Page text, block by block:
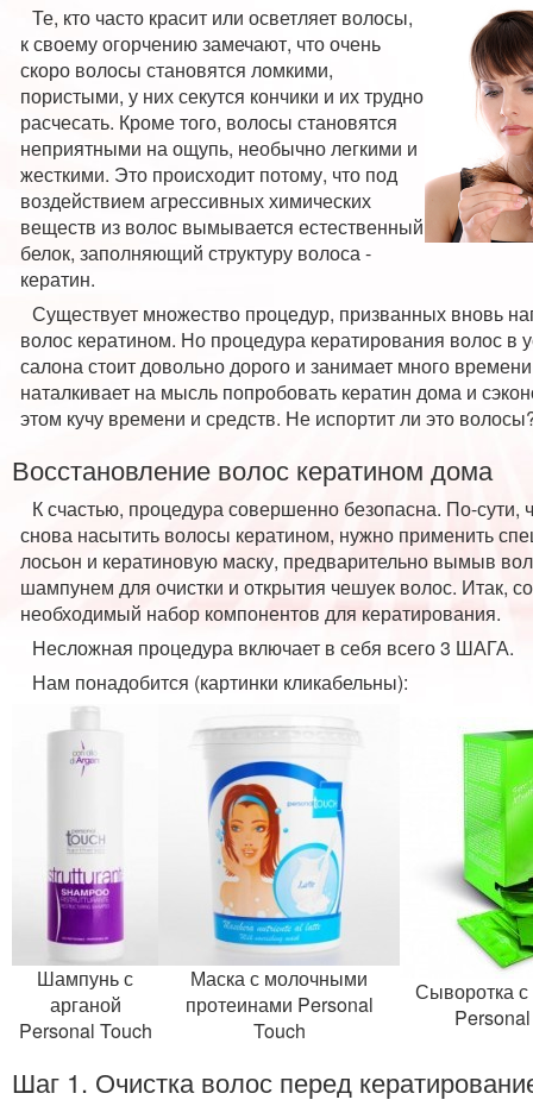
Те, кто часто красит или осветляет волосы,
к своему огорчению замечают, что очень
скоро волосы становятся ломкими,
пористыми, у них секутся кончики и их трудно
расчесать. Кроме того, волосы становятся
неприятными на ощупь, необычно легкими и
жесткими. Это происходит потому, что под
воздействием агрессивных химических
веществ из волос вымывается естественный
белок, заполняющий структуру волоса -
кератин.
Существует множество процедур, призванных вновь
волос кератином. Но процедура кератирования волос в
салона стоит довольно дорого и занимает много
наталкивает на мысль попробовать кератин дома и
этом кучу времени и средств. Не испортит ли это
Восстановление волос кератином дома
К счастью, процедура совершенно безопасна. По-сути,
снова насытить волосы кератином, нужно применить
лосьон и кератиновую маску, предварительно вымыв
шампунем для очистки и открытия чешуек волос. Итак,
необходимый набор компонентов для кератирования.
Несложная процедура включает в себя всего 3 ШАГА.
Нам понадобится (картинки кликабельны):
Шампунь с
арганой
Personal Touch
Маска с молочными
протеинами Personal
Touch
Сыворотка с
Шаг 1. Очистка волос перед